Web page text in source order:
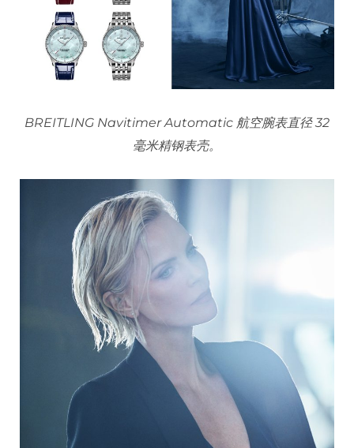
BREITLING Navitimer Automatic 航空腕表直径 32
毫米精钢表壳。